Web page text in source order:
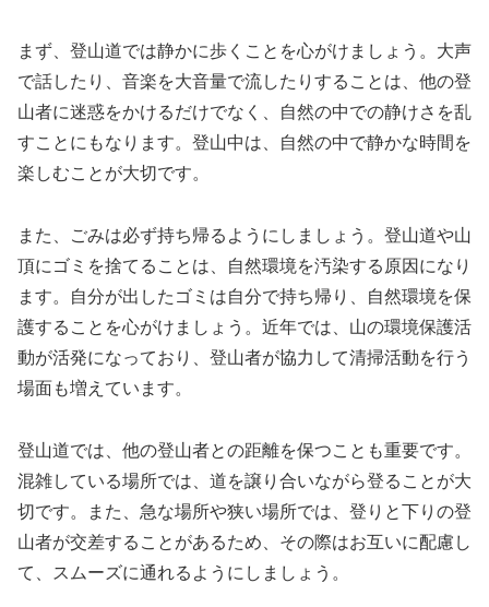
まず、登山道では静かに歩くことを心がけましょう。大声
で話したり、音楽を大音量で流したりすることは、他の登
山者に迷惑をかけるだけでなく、自然の中での静けさを乱
すことにもなります。登山中は、自然の中で静かな時間を
楽しむことが大切です。
また、ごみは必ず持ち帰るようにしましょう。登山道や山
頂にゴミを捨てることは、自然環境を汚染する原因になり
ます。自分が出したゴミは自分で持ち帰り、自然環境を保
護することを心がけましょう。近年では、山の環境保護活
動が活発になっており、登山者が協力して清掃活動を行う
場面も増えています。
登山道では、他の登山者との距離を保つことも重要です。
混雑している場所では、道を譲り合いながら登ることが大
切です。また、急な場所や狭い場所では、登りと下りの登
山者が交差することがあるため、その際はお互いに配慮し
て、スムーズに通れるようにしましょう。